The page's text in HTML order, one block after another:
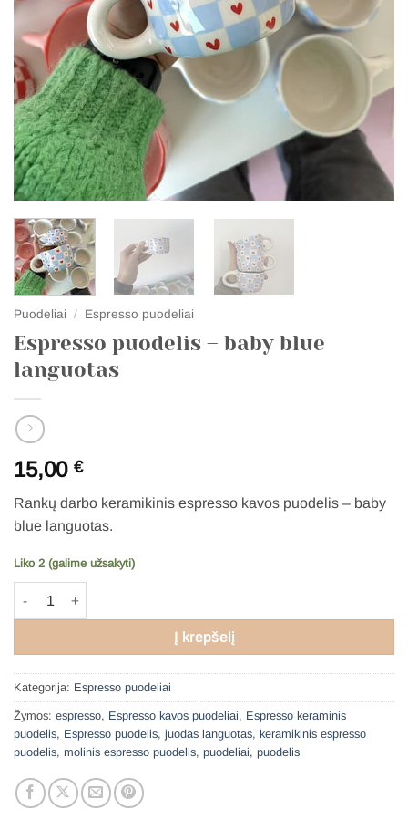
Puodeliai / Espresso puodeliai
Espresso puodelis – baby blue
languotas
15,00 €
Rankų darbo keramikinis espresso kavos puodelis – baby
blue languotas.
Liko 2 (galime užsakyti)
Į krepšelį
Kategorija: Espresso puodeliai
Žymos: espresso, Espresso kavos puodeliai, Espresso keraminis
puodelis, Espresso puodelis, juodas languotas, keramikinis espresso
puodelis, molinis espresso puodelis, puodeliai, puodelis